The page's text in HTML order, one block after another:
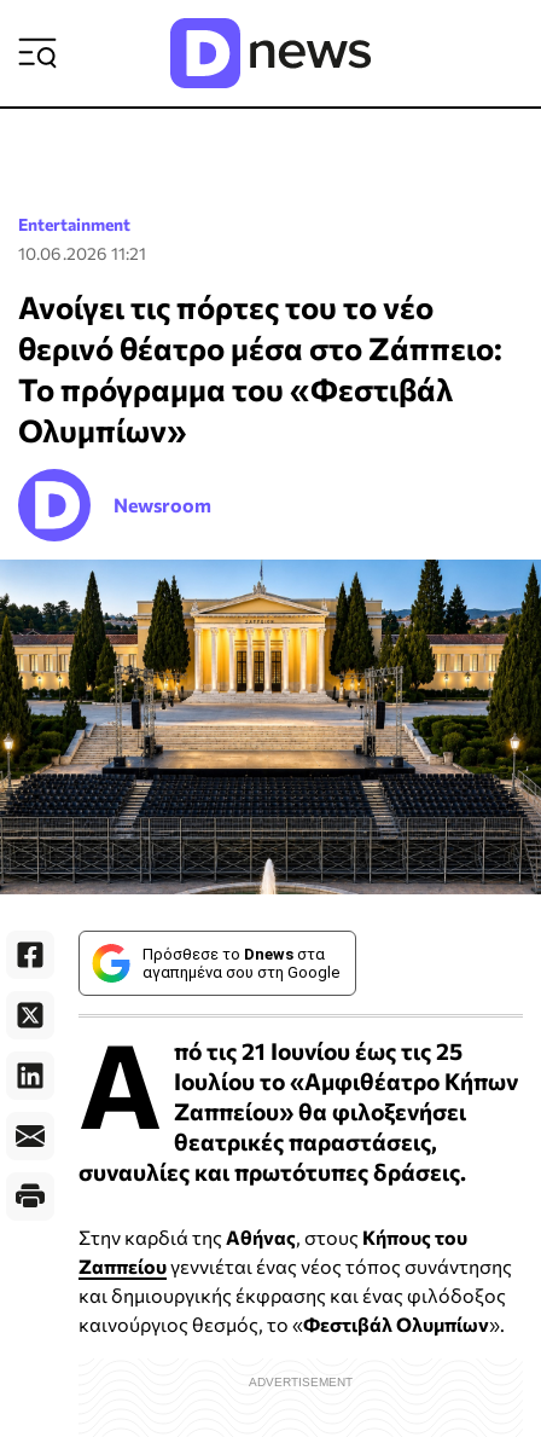
Entertainment
10.06.2026 11:21
Ανοίγει τις πόρτες του το νέο
θερινό θέατρο μέσα στο Ζάππειο:
Το πρόγραμμα του «Φεστιβάλ
Ολυμπίων»
Newsroom
Πρόσθεσε το Dnews στα
αγαπημένα σου στη Google
Α πό τις 21 Ιουνίου έως τις 25
Ιουλίου το «Αμφιθέατρο Κήπων
Ζαππείου» θα φιλοξενήσει
θεατρικές παραστάσεις,
συναυλίες και πρωτότυπες δράσεις.
Στην καρδιά της Αθήνας, στους Κήπους του
Ζαππείουγεννιέται ένας νέος τόπος συνάντησης
και δημιουργικής έκφρασης και ένας φιλόδοξος
καινούργιος θεσμός, το «Φεστιβάλ Ολυμπίων».